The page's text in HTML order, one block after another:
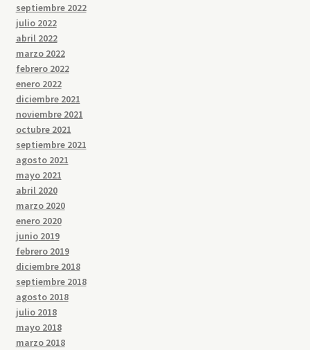
septiembre 2022
julio 2022
abril 2022
marzo 2022
febrero 2022
enero 2022
diciembre 2021
noviembre 2021
octubre 2021
septiembre 2021
agosto 2021
mayo 2021
abril 2020
marzo 2020
enero 2020
junio 2019
febrero 2019
diciembre 2018
septiembre 2018
agosto 2018
julio 2018
mayo 2018
marzo 2018